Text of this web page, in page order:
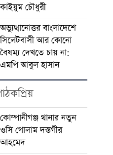
কাইয়ুম চৌধুরী
অভ্যুত্থানোত্তর বাংলাদেশে
সিলেটবাসী আর কোনো
বৈষম্য দেখতে চায় না:
এমপি আবুল হাসান
কোম্পানীগঞ্জ থানার নতুন
ওসি গোলাম দস্তগীর
আহমেদ